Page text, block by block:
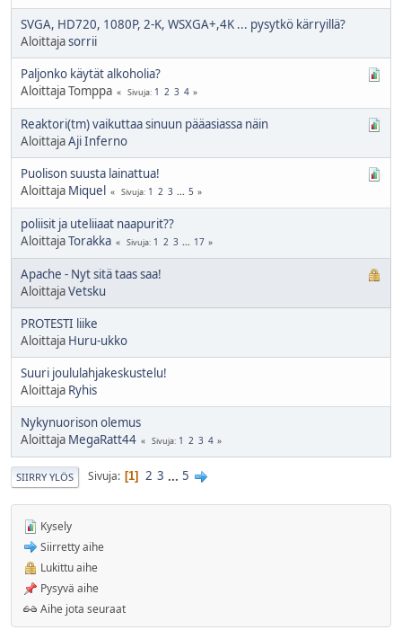
SVGA, HD720, 1080P, 2-K, WSXGA+,4K ... pysytkö kärryillä?
Aloittajasorrii
Paljonko käytät alkoholia?
Aloittaja Tomppa
Sivuja 1 2 3 4
Reaktori(tm) vaikuttaa sinuun pääasiassa näin
AloittajaAji Inferno
Puolison suusta lainattua!
Aloittaja Miquel Sivuja 1 2 3 ... 5
poliisit ja uteliiaat naapurit??
AloittajaTorakka Sivuja 1 2 3 ... 17
Apache - Nyt sitä taas saa!
AloittajaVetsku
PROTESTI liike
Aloittaja Huru-ukko
Suuri joululahjakeskustelu!
Aloittaja Ryhis
Nykynuorison olemus
Aloittaja MegaRatt44 Sivuja 1 2 3 4
SIIRRY YLÖS Sivuja 1 2 3 ... 5
Kysely
Siirretty aihe
Lukittu aihe
Pysyvä aihe
Aihe jota seuraat